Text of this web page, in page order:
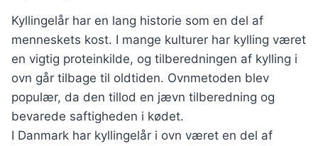
Kyllingelår har en lang historie som en del af
menneskets kost. I mange kulturer har kylling været
en vigtig proteinkilde, og tilberedningen af kylling i
ovn går tilbage til oldtiden. Ovnmetoden blev
populær, da den tillod en jævn tilberedning og
bevarede saftigheden i kødet.
I Danmark har kyllingelår i ovn været en del af